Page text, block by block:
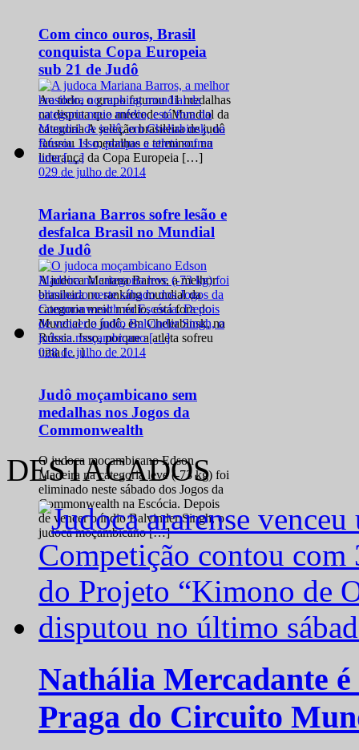
Com cinco ouros, Brasil
conquista Copa Europeia
sub 21 de Judô
Ao todo, o grupo faturou 11 medalhas
na disputa que antecede o Mundial da
categoria A seleção brasileira de judô
faturou 11 medalhas e terminou na
liderança da Copa Europeia […]
029 de julho de 2014
Mariana Barros sofre lesão e
desfalca Brasil no Mundial
de Judô
A judoca Mariana Barros, a melhor
brasileira no ranking mundial da
categoria meio médio, está fora do
Mundial de judô, em Cheliabinsk, na
Rússia. Isso, porque a atleta sofreu
uma […]
028 de julho de 2014
Judô moçambicano sem
medalhas nos Jogos da
Commonwealth
O judoca moçambicano Edson
Madeira na categoria leve (-73 kg) foi
eliminado neste sábado dos Jogos da
Commonwealth na Escócia. Depois
de vencer o índio Balvinder Singh, o
judoca moçambicano […]
DESTACADOS
Nathália Mercadante
Praga do Circuito